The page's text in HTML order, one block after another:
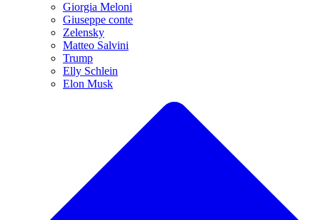
Giorgia Meloni
Giuseppe conte
Zelensky
Matteo Salvini
Trump
Elly Schlein
Elon Musk